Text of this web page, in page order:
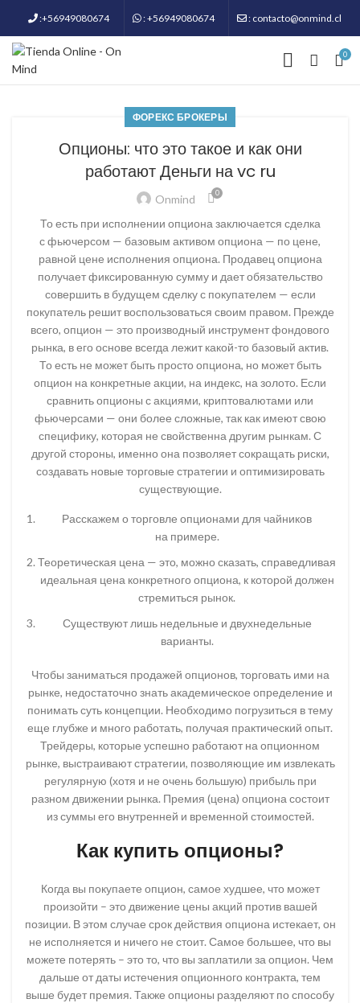
:+56949080674 : +56949080674 : contacto@onmind.cl
0
ФОРЕКС БРОКЕРЫ
Опционы: что это такое и как они
работают Деньги на vc ru
Onmind 0
То есть при исполнении опциона заключается сделка
с фьючерсом — базовым активом опциона — по цене,
равной цене исполнения опциона. Продавец опциона
получает фиксированную сумму и дает обязательство
совершить в будущем сделку с покупателем — если
покупатель решит воспользоваться своим правом. Прежде
всего, опцион — это производный инструмент фондового
рынка, в его основе всегда лежит какой-то базовый актив.
То есть не может быть просто опциона, но может быть
опцион на конкретные акции, на индекс, на золото. Если
сравнить опционы с акциями, криптовалютами или
фьючерсами — они более сложные, так как имеют свою
специфику, которая не свойственна другим рынкам. С
другой стороны, именно она позволяет сокращать риски,
создавать новые торговые стратегии и оптимизировать
существующие.
Расскажем о торговле опционами для чайников
на примере.
Теоретическая цена — это, можно сказать, справедливая
идеальная цена конкретного опциона, к которой должен
стремиться рынок.
Существуют лишь недельные и двухнедельные
варианты.
Чтобы заниматься продажей опционов, торговать ими на
рынке, недостаточно знать академическое определение и
понимать суть концепции. Необходимо погрузиться в тему
еще глубже и много работать, получая практический опыт.
Трейдеры, которые успешно работают на опционном
рынке, выстраивают стратегии, позволяющие им извлекать
регулярную (хотя и не очень большую) прибыль при
разном движении рынка. Премия (цена) опциона состоит
из суммы его внутренней и временной стоимостей.
Как купить опционы?
Когда вы покупаете опцион, самое худшее, что может
произойти – это движение цены акций против вашей
позиции. В этом случае срок действия опциона истекает, он
не исполняется и ничего не стоит. Самое большее, что вы
можете потерять – это то, что вы заплатили за опцион. Чем
дальше от даты истечения опционного контракта, тем
выше будет премия. Также опционы разделяют по способу